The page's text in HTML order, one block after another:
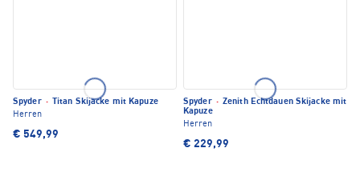
Spyder ·
Titan Skijacke mit Kapuze
Herren
€ 549,99
Spyder · Zenith Echtdauen Skijacke mit
Kapuze
Herren
€ 229,99